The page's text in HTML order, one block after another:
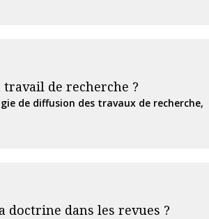
de recherche ?
de diffusion des travaux de recherche,
doctrine dans les revues ?